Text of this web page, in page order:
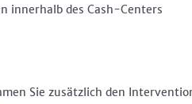
innerhalb des Cash-Centers
Sie zusätzlich den